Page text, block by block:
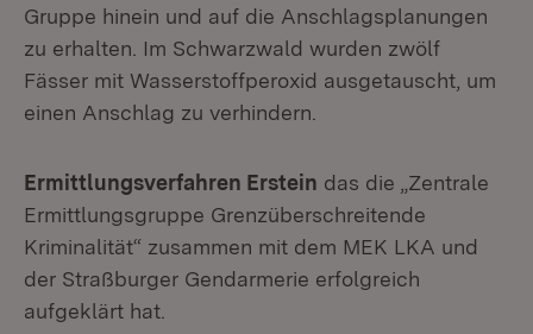
Gruppe hinein und auf die Anschlagsplanungen
zu erhalten. Im Schwarzwald wurden zwölf
Fässer mit Wasserstoffperoxid ausgetauscht, um
einen Anschlag zu verhindern.
Ermittlungsverfahren Erstein das die „Zentrale
Ermittlungsgruppe Grenzüberschreitende
Kriminalität“ zusammen mit dem MEK LKA und
der Straßburger Gendarmerie erfolgreich
aufgeklärt hat.